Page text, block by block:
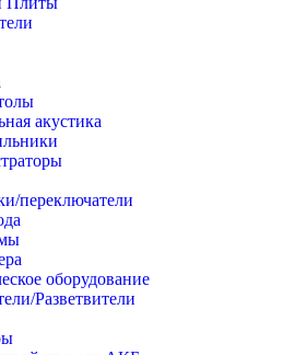
акустика
переключатели
оборудование
Разветвители